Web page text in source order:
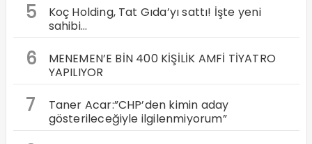
5
Koç Holding, Tat Gıda’yı sattı! İşte yeni
sahibi…
6
MENEMEN’E BİN 400 KİŞİLİK AMFİ TİYATRO
YAPILIYOR
7
Taner Acar:”CHP’den kimin aday
gösterileceğiyle ilgilenmiyorum”